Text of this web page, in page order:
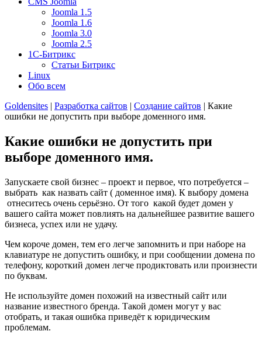
Joomla 1.5
Joomla 1.6
Joomla 3.0
Joomla 2.5
1С-Битрикс
Статьи Битрикс
Linux
Обо всем
Goldensites | Разработка сайтов | Создание сайтов | Какие
ошибки не допустить при выборе доменного имя.
Какие ошибки не допустить при
выборе доменного имя.
Запускаете свой бизнес – проект и первое, что потребуется –
выбрать как назвать сайт ( доменное имя). К выбору домена
отнеситесь очень серьёзно. От того какой будет домен у
вашего сайта может повлиять на дальнейшее развитие вашего
бизнеса, успех или не удачу.
Чем короче домен, тем его легче запомнить и при наборе на
клавиатуре не допустить ошибку, и при сообщении домена по
телефону, короткий домен легче продиктовать или произнести
по буквам.
Не используйте домен похожий на известный сайт или
название известного бренда. Такой домен могут у вас
отобрать, и такая ошибка приведёт к юридическим
проблемам.